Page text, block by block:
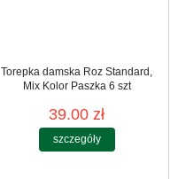
Torepka damska Roz Standard,
Mix Kolor Paszka 6 szt
39.00 zł
szczegóły